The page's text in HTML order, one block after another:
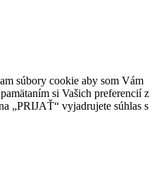
súbory cookie aby som Vám
si Vašich preferencií z
„PRIJAŤ“ vyjadrujete súhlas s